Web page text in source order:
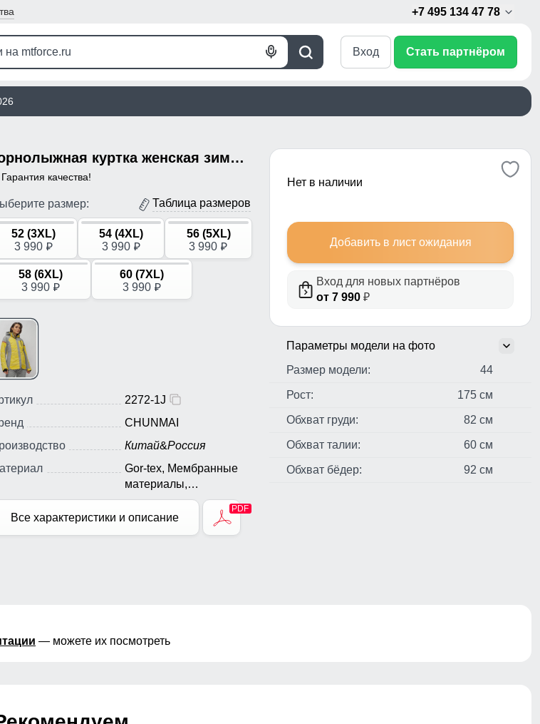
+7 495 134 47 78
Поиск
Голосовой
Вход Стать партнёром
Горнолыжная куртка женская зимняя великан желтого цвета 2272-1J
Гарантия качества!
размер: Таблица размеров
52 (3XL)
3 990 p
54 (4XL)
3 990 p
56 (5XL)
3 990 p
58 (6XL)
3 990 p
60 (7XL)
3 990 p
2272-1J
CHUNMAI
Китай&Россия
Gor-tex, Мембранные
материалы,
Натуральные
материалы, Полиэстер,
Плащевка, Тефлон,
Все характеристики и описание
Нет в наличии
Добавить в лист ожидания
Вход для новых партнёров
от 7 990 ₽
Параметры модели на фото
Размер модели:
44
Рост: 175 см
Обхват груди: 82 см
Обхват талии: 60 см
Обхват бёдер: 92 см
— можете их посмотреть